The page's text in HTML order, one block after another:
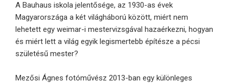
A Bauhaus iskola jelentősége, az 1930-as évek
Magyarországa a két világháború között, miért nem
lehetett egy weimar-i mestervizsgával hazaérkezni, hogyan
és miért lett a világ egyik legismertebb építésze a pécsi
születésű mester?
Mezősi Ágnes fotóművész 2013-ban egy különleges